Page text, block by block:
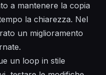
a mantenere la copia
la chiarezza. Nel
un miglioramento
un loop in stile